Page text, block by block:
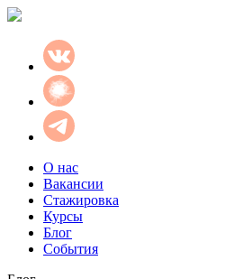
О нас
Вакансии
Стажировка
Курсы
Блог
События